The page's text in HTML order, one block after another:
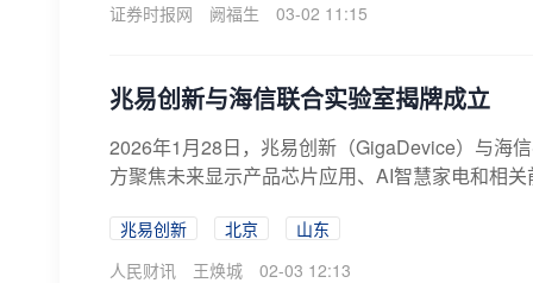
证券时报网
阙福生 03-02 11:15
兆易创新与海信联合实验室揭牌成立
2026年1月28日，兆易创新（GigaDevice）与海
方聚焦未来显示产品芯片应用、AI智慧家电和相
兆易创新 北京
山东
人民财讯
王焕城 02-03 12:13